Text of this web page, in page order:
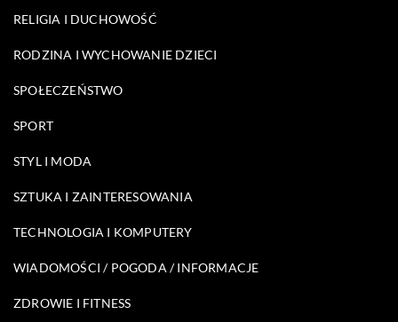
RELIGIA I DUCHOWOŚĆ
RODZINA I WYCHOWANIE DZIECI
SPOŁECZEŃSTWO
SPORT
STYL I MODA
SZTUKA I ZAINTERESOWANIA
TECHNOLOGIA I KOMPUTERY
WIADOMOŚCI / POGODA / INFORMACJE
ZDROWIE I FITNESS